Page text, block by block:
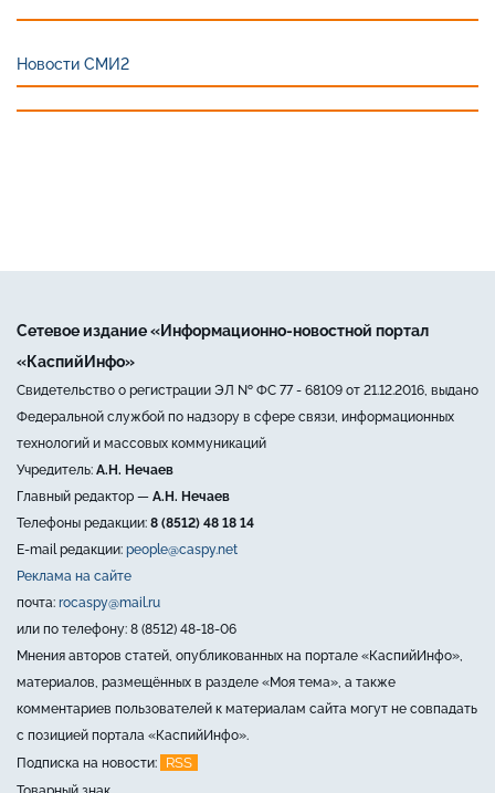
Новости СМИ2
Сетевое издание «Информационно-новостной портал
«КаспийИнфо»
Свидетельство о регистрации ЭЛ № ФС 77 - 68109 от 21.12.2016, выдано
Федеральной службой по надзору в сфере связи, информационных
технологий и массовых коммуникаций
Учредитель: А.Н. Нечаев
Главный редактор — А.Н. Нечаев
Телефоны редакции: 8 (8512) 48 18 14
E-mail редакции: people@caspy.net
Реклама на сайте
почта: rocaspy@mail.ru
или по телефону: 8 (8512) 48-18-06
Мнения авторов статей, опубликованных на портале «КаспийИнфо»,
материалов, размещённых в разделе «Моя тема», а также
комментариев пользователей к материалам сайта могут не совпадать
с позицией портала «КаспийИнфо».
Подписка на новости:
RSS